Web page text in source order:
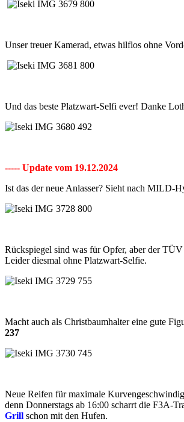
Unser treuer Kamerad, etwas hilflos ohne
Und das beste Platzwart-Selfi ever! Danke
----- Update vom 19.12.2024
Ist das der neue Anlasser? Sieht nach MILD-
Rückspiegel sind was für Opfer, aber der
Leider diesmal ohne Platzwart-Selfie.
Macht auch als Christbaumhalter eine gute
237
Neue Reifen für maximale
denn Donnerstags ab 16:00 scharrt die F3A-
Grill schon mit den Hufen.